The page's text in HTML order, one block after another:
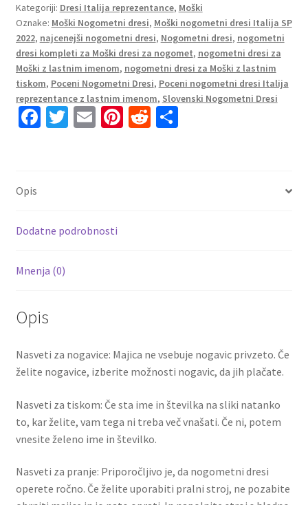
SP
2022
Kratek
Rokav
+
Kratke
hlače
CHIELLINI
Kategoriji: Dresi Italija reprezentance, Moški
Oznake: Moški Nogometni dresi, Moški nogometni dresi Italija SP
2022, najcenejši nogometni dresi, Nogometni dresi, nogometni
dresi kompleti za Moški dresi za nogomet, nogometni dresi za
Moški z lastnim imenom, nogometni dresi za Moški z lastnim
tiskom, Poceni Nogometni Dresi, Poceni nogometni dresi Italija
reprezentance z lastnim imenom, Slovenski Nogometni Dresi
Fa
k
T E Pi R S
Opis
Dodatne podrobnosti
Mnenja (0)
Opis
Nasveti za nogavice: Majica ne vsebuje nogavic privzeto. Če
želite nogavice, izberite možnosti nogavic, da jih plačate.
Nasveti za tiskom: Če sta ime in številka na sliki natanko
to, kar želite, vam tega ni treba več vnašati. Če ni, potem
vnesite želeno ime in številko.
Nasveti za pranje: Priporočljivo je, da nogometni dresi
operete ročno. Če želite uporabiti pralni stroj, ne pozabite